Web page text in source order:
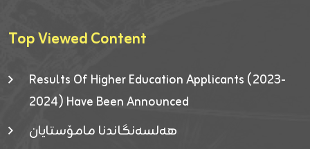
Top Viewed Content
Results Of Higher Education Applicants (2023-
2024) Have Been Announced
هەلسەنگاندنا مامۆستایان